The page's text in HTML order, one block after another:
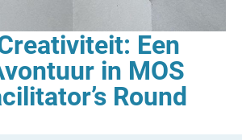
Een
in MOS
Round